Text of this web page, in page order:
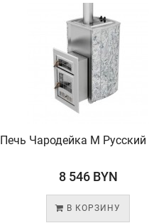
Печь Чародейка М Русский
8 546 BYN
В КОРЗИНУ